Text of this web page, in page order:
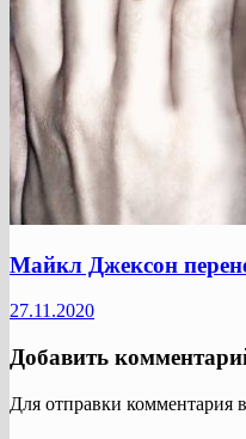
Майкл Джексон
27.11.2020
Добавить
Для отправки комментария